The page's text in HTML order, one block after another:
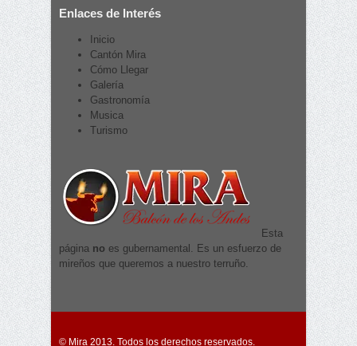
Enlaces de Interés
Inicio
Cantón Mira
Cómo Llegar
Galería
Gastronomía
Musica
Turismo
Esta
página no es gubernamental. Es un esfuerzo de
mireños que queremos a nuestro terruño.
© Mira 2013. Todos los derechos reservados.